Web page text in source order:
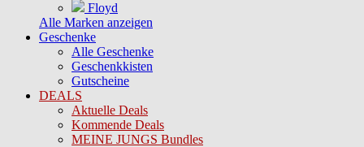
Floyd
Alle Marken anzeigen
Geschenke
Alle Geschenke
Geschenkkisten
Gutscheine
DEALS
Aktuelle Deals
Kommende Deals
MEINE JUNGS Bundles